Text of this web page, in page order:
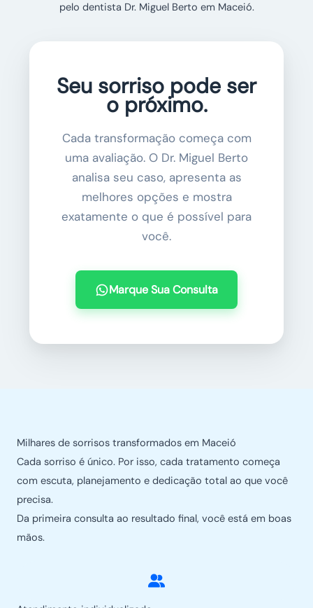
pelo dentista Dr. Miguel Berto em Maceió.
Seu sorriso pode ser
o próximo.
Cada transformação começa com
uma avaliação. O Dr. Miguel Berto
analisa seu caso, apresenta as
melhores opções e mostra
exatamente o que é possível para
você.
Marque Sua Consulta
Milhares de sorrisos transformados em Maceió
Cada sorriso é único. Por isso, cada tratamento começa
com escuta, planejamento e dedicação total ao que você
precisa.
Da primeira consulta ao resultado final, você está em boas
mãos.